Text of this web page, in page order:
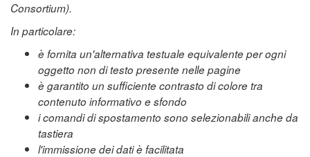
Consortium).
In particolare:
è fornita un'alternativa testuale equivalente per ogni
oggetto non di testo presente nelle pagine
è garantito un sufficiente contrasto di colore tra
contenuto informativo e sfondo
i comandi di spostamento sono selezionabili anche da
tastiera
l'immissione dei dati è facilitata